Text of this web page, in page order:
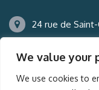
We value your
We use cookies to
24 rue de